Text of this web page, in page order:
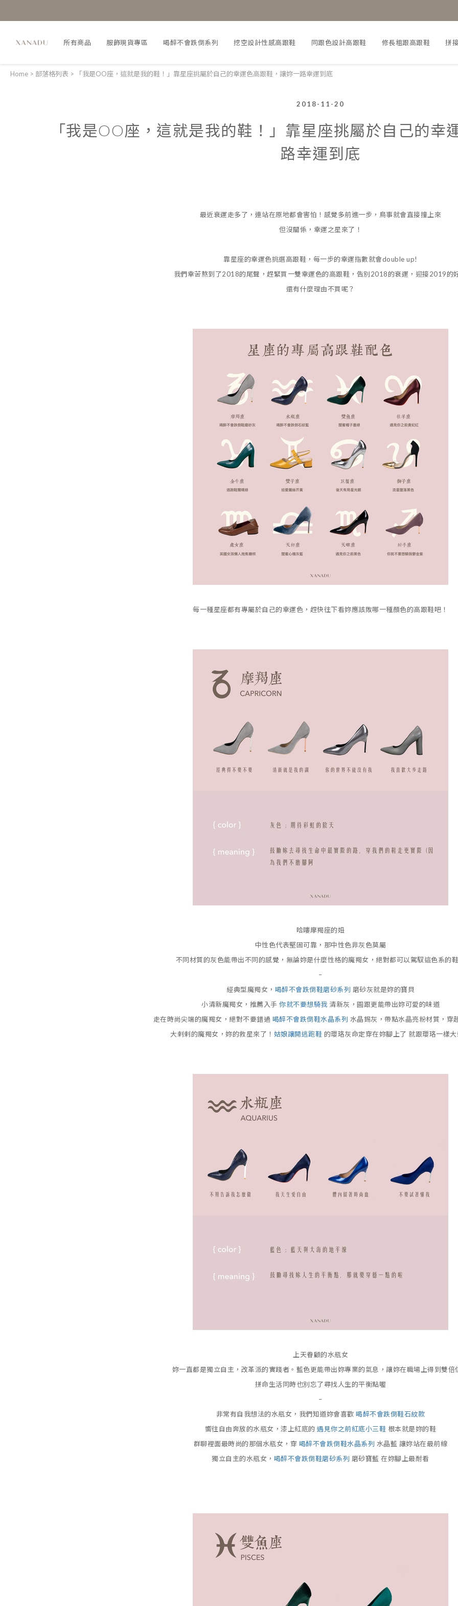
所有商品 服飾現貨專區 喝醉不會跌倒系列 挖空設計性感高跟鞋 同跟色設計高跟鞋 修長粗跟高跟鞋 拼
Home > 部落格列表 > 「我是OO座，這就是我的鞋！」靠星座挑屬於自己的幸運色高跟鞋，讓妳一路幸運到底
2018-11-20
「我是OO座，這就是我的鞋！」靠星座挑屬於自己的幸
路幸運到底
最近衰運走多了，連站在原地都會害怕！感覺多前進一步，鳥事就會直接撞上來
但沒關係，幸運之星來了！
靠星座的幸運色挑選高跟鞋，每一步的幸運指數就會double up!
我們幸苦熬到了2018的尾聲，趕緊買一雙幸運色的高跟鞋，告別2018的衰運，迎接2019的
還有什麼理由不買呢？
每一種星座都有專屬於自己的幸運色，趕快往下看妳應該敗哪一種顏色的高跟鞋吧！
哈嘍摩羯座的妞
中性色代表堅固可靠，那中性色非灰色莫屬
不同材質的灰色能帶出不同的感覺，無論妳是什麼性格的魔羯女，絕對都可以駕馭這色系的
–
經典型魔羯女， 喝醉不會跌倒鞋磨砂系列 磨砂灰就是妳的寶貝
小清新魔羯女，推薦入手 你就不要想騎我 清新灰，圓跟更能帶出妳可愛的味道
走在時尚尖端的魔羯女，絕對不要錯過 喝醉不會跌倒鞋水晶系列 水晶錫灰，帶點水晶亮粉材質，穿
大剌剌的魔羯女，妳的救星來了！ 姑娘讓開逃跑鞋 的瓔珞灰命定穿在妳腳上了 就跟瓔珞一樣
上天眷顧的水瓶女
妳一直都是獨立自主，改革派的實踐者。藍色更能帶出妳專業的氣息，讓妳在職場上得到雙倍
拼命生活同時也別忘了尋找人生的平衡點喔
–
非常有自我想法的水瓶女，我們知道妳會喜歡喝醉不會跌倒鞋石紋款
嚮往自由奔放的水瓶女，漆上紅底的遇見你之前紅底小三鞋 根本就是妳的鞋
群聊裡面最時尚的那個水瓶女，穿 喝醉不會跌倒鞋水晶系列 水晶藍 讓妳站在最前線
獨立自主的水瓶女， 喝醉不會跌倒鞋磨砂系列 磨砂寶藍 在妳腳上最耐看